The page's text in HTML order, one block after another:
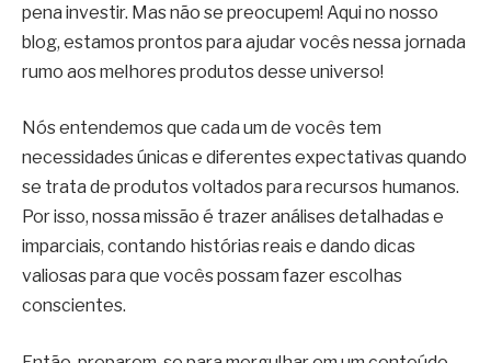
pena investir. Mas não se preocupem! Aqui no nosso
blog, estamos prontos para ajudar vocês nessa jornada
rumo aos melhores produtos desse universo!
Nós entendemos que cada um de vocês tem
necessidades únicas e diferentes expectativas quando
se trata de produtos voltados para recursos humanos.
Por isso, nossa missão é trazer análises detalhadas e
imparciais, contando histórias reais e dando dicas
valiosas para que vocês possam fazer escolhas
conscientes.